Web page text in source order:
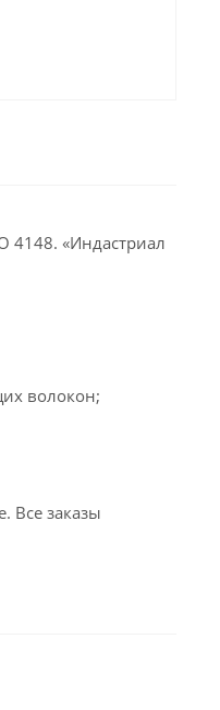
4148. «Индастриал
волокон;
Все заказы